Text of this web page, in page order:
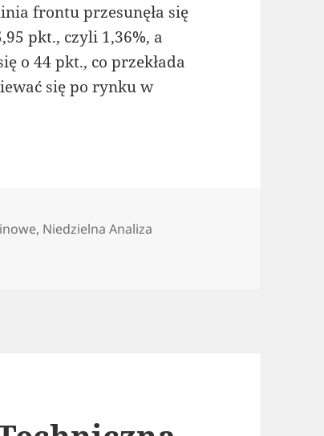
frontu przesunęła się
pkt., czyli 1,36%, a
o 44 pkt., co przekłada
się po rynku w
Analiza Techniczna – tydzień 47. 2014
, Niedzielna Analiza